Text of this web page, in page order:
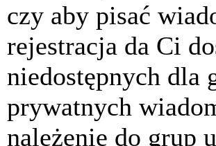
czy aby pisać
rejestracja da Ci
niedostępnych dla
prywatnych
należenie do grup